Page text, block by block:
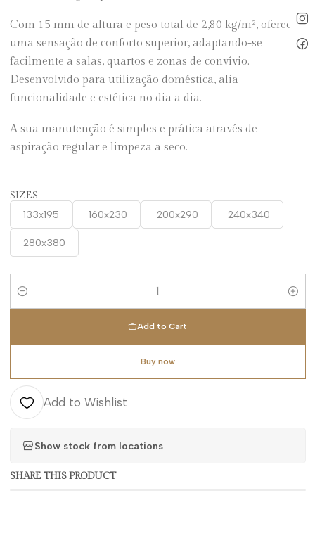
Com 15 mm de altura e peso total de 2,80 kg/m², oferece
uma sensação de conforto superior, adaptando-se
facilmente a salas, quartos e zonas de convívio.
Desenvolvido para utilização doméstica, alia
funcionalidade e estética no dia a dia.
A sua manutenção é simples e prática através de
aspiração regular e limpeza a seco.
SIZES
133x195 160x230 200x290 240x340
280x380
Quantity
Add to Cart
Buy now
Add to Wishlist
Show stock from locations
SHARE THIS PRODUCT